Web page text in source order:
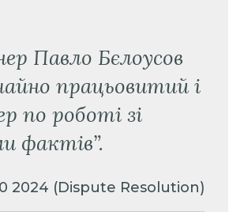
Павло Бєлоусов
працьовитий і
по роботі зі
фактів”.
2024 (Dispute Resolution)